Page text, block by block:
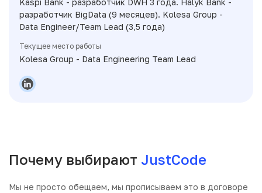
Kaspi Bank - разработчик DWH 3 года. Halyk Bank -
разработчик BigData (9 месяцев). Kolesa Group -
Data Engineer/Team Lead (3,5 года)
Текущее место работы
Kolesa Group - Data Engineering Team Lead
Почему выбирают JustCode
Мы не просто обещаем, мы прописываем это в договоре